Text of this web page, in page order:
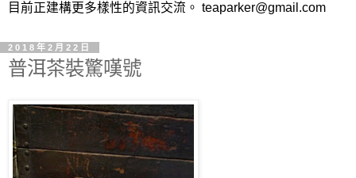
目前正建構更多樣性的資訊交流。 teaparker@gmail.com
2018年2月22日
普洱茶裝驚嘆號